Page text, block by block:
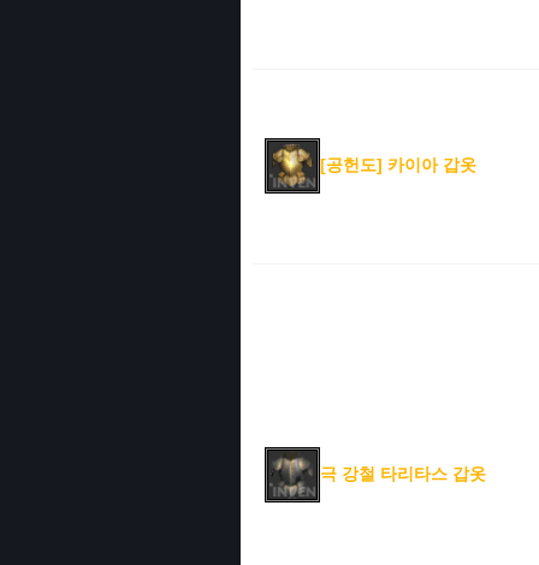
[공헌도] 카이아 갑옷
극 강철 타리타스 갑옷